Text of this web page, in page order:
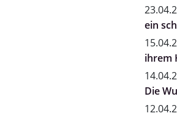
ein
ihrem
Die